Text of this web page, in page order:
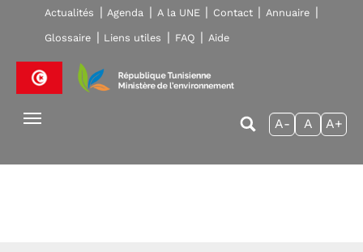
Skip to main navigation
Aller au contenu principal
Skip to page footer
Actualités Agenda A la UNE Contact Annuaire
Glossaire Liens utiles FAQ Aide
A- A A+